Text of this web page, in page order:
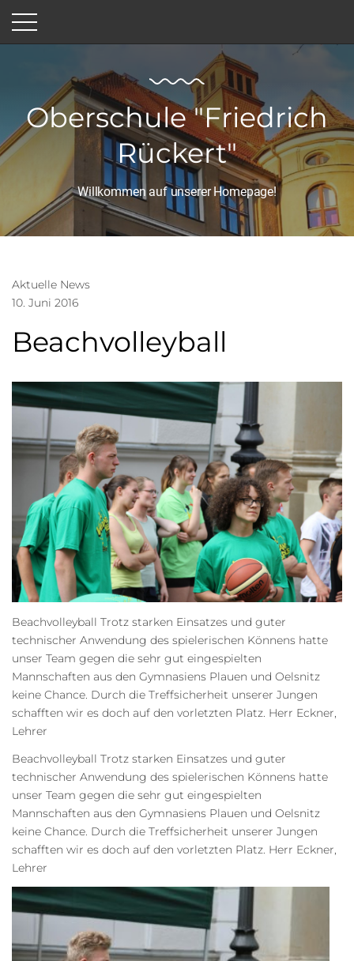
Oberschule "Friedrich
Rückert"
Willkommen auf unserer Homepage!
Aktuelle News
10. Juni 2016
Beachvolleyball
Beachvolleyball Trotz starken Einsatzes und guter
technischer Anwendung des spielerischen Könnens hatte
unser Team gegen die sehr gut eingespielten
Mannschaften aus den Gymnasiens Plauen und Oelsnitz
keine Chance. Durch die Treffsicherheit unserer Jungen
schafften wir es doch auf den vorletzten Platz. Herr Eckner,
Lehrer
Beachvolleyball Trotz starken Einsatzes und guter
technischer Anwendung des spielerischen Könnens hatte
unser Team gegen die sehr gut eingespielten
Mannschaften aus den Gymnasiens Plauen und Oelsnitz
keine Chance. Durch die Treffsicherheit unserer Jungen
schafften wir es doch auf den vorletzten Platz. Herr Eckner,
Lehrer